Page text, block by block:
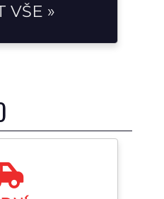
VŠE »